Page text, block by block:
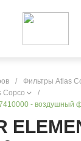
/ Фильтры Atlas
Copco
/
- воздушный